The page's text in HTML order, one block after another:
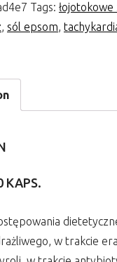
Tags:
, sól epsom,
KAPS.
w trakcie